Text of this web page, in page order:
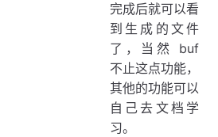
完成后就可以看
到生成的文件
了，当然 buf
不止这点功能，
其他的功能可以
自己去文档学
习。